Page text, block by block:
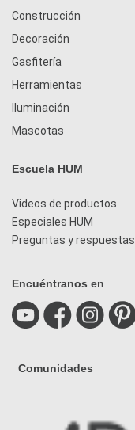
Construcción
Decoración
Gasfitería
Herramientas
Iluminación
Mascotas
Escuela HUM
Videos de productos
Especiales HUM
Preguntas y respuestas
Encuéntranos en
Comunidades